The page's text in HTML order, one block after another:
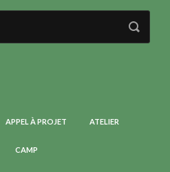
APPEL À PROJET ATELIER
CAMP